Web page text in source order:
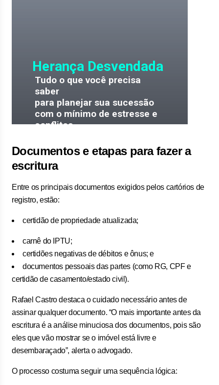
Documentos e etapas para fazer a
escritura
Entre os principais documentos exigidos pelos cartórios de
registro, estão:
certidão de propriedade atualizada;
carnê do IPTU;
certidões negativas de débitos e ônus; e
documentos pessoais das partes (como RG, CPF e
certidão de casamento/estado civil).
Rafael Castro destaca o cuidado necessário antes de
assinar qualquer documento. “O mais importante antes da
escritura é a análise minuciosa dos documentos, pois são
eles que vão mostrar se o imóvel está livre e
desembaraçado”, alerta o advogado.
O processo costuma seguir uma sequência lógica: